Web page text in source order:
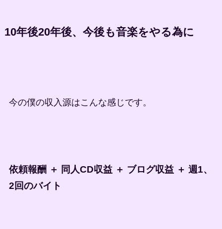
10年後20年後、今後も音楽をやる為に
今の僕の収入源はこんな感じです。
依頼報酬 ＋ 同人CD収益 ＋ ブログ収益 ＋ 週1、
2回のバイト